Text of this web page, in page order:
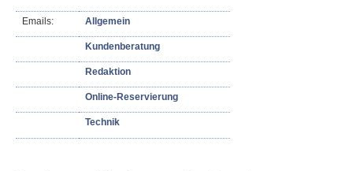
Emails: Allgemein
Kundenberatung
Redaktion
Online-Reservierung
Technik